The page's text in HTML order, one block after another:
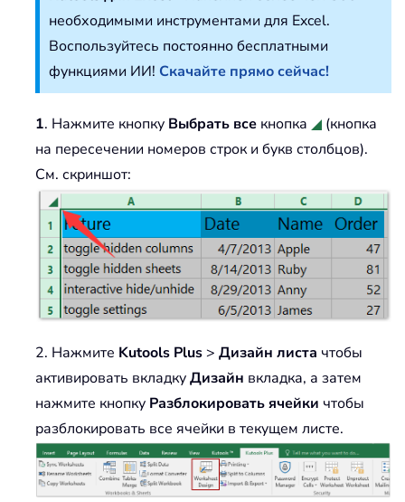
необходимыми инструментами для Excel.
Воспользуйтесь постоянно бесплатными
функциями ИИ! Скачайте прямо сейчас!
1. Нажмите кнопку Выбрать все кнопка
(кнопка
на пересечении номеров строк и букв столбцов).
См. скриншот:
2. Нажмите Kutools Plus > Дизайн листа чтобы
активировать вкладкуДизайн вкладка, а затем
нажмите кнопку Разблокировать ячейки чтобы
разблокировать все ячейки в текущем листе.